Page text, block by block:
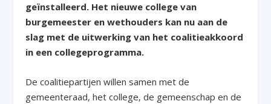
geïnstalleerd. Het nieuwe college van
burgemeester en wethouders kan nu aan de
slag met de uitwerking van het coalitieakkoord
in een collegeprogramma.
De coalitiepartijen willen samen met de
gemeenteraad, het college, de gemeenschap en de